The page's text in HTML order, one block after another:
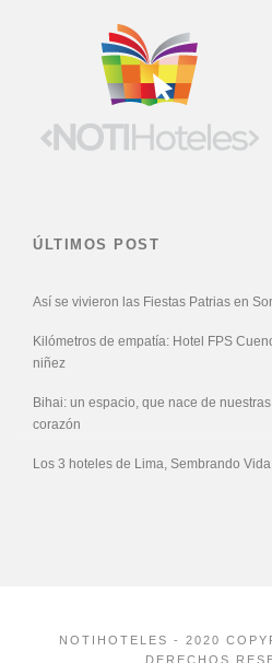
ÚLTIMOS POST
Así se vivieron las Fiestas Patrias en
Kilómetros de empatía: Hotel FPS
niñez
Bihai: un espacio, que nace de
corazón
Los 3 hoteles de Lima, Sembrando
NOTIHOTELES - 2020
DERECHOS